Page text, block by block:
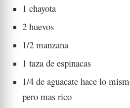
1 chayota
2 huevos
1/2 manzana
1 taza de espinacas
1/4 de aguacate hace lo
pero mas rico